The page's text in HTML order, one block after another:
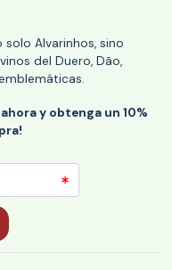
Alvarinhos, sino
del Duero, Dão,
y obtenga un 10%